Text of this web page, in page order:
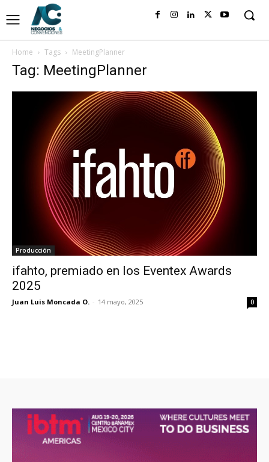
Home Tags MeetingPlanner
Tag: MeetingPlanner
Producción
ifahto, premiado en los Eventex Awards
2025
Juan Luis Moncada O. - 14 mayo, 2025 0